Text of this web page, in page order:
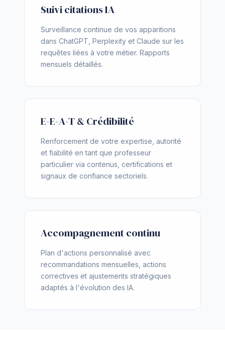
Suivi citations IA
Surveillance continue de vos apparitions
dans ChatGPT, Perplexity et Claude sur les
requêtes liées à votre métier. Rapports
mensuels détaillés.
E-E-A-T & Crédibilité
Renforcement de votre expertise, autorité
et fiabilité en tant que professeur
particulier via contenus, certifications et
signaux de confiance sectoriels.
Accompagnement continu
Plan d'actions personnalisé avec
recommandations mensuelles, actions
correctives et ajustements stratégiques
adaptés à l'évolution des IA.